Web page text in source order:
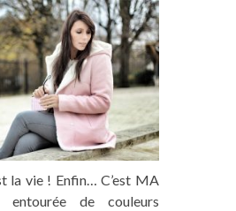
la vie ! Enfin… C’est MA
de couleurs